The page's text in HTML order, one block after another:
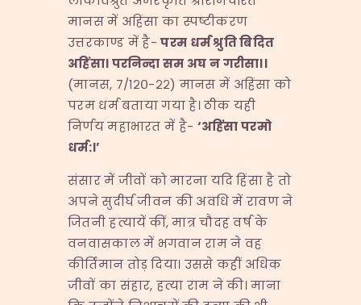
मानस में अहिंसा का स्पष्टीकरण
उत्तरकाण्ड में है-परम धर्मश्रुतिबिदित
अहिंसा।परनिन्दासम अघनगरीसा।।
(मानस, ७/१२०-२२) मानस में अहिंसा को
परम धर्म बताया गया है। ठीक यही
निर्णय महाभारत में है- ‘अहिंसापरमो
धर्म:।’
संसार में जीवों को मारना यदि हिंसा है तो
अपने सुदीर्घ जीवन की अवधि में रावण ने
जितनी हत्यायें कीं, मात्र चौदह वर्ष के
वनवासकाल में भगवान राम ने वह
कीर्तिमान तोड़ दिया। उससे कहीं अधिक
जीवों का संहार, हत्या राम ने की। माना